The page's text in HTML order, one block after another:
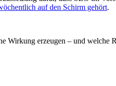
auf den Schirm gehört.
Wirkung erzeugen – und welche